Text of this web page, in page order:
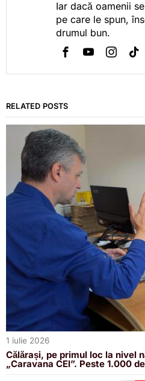
Iar dacă oamenii
pe care le spun,
drumul bun.
RELATED POSTS
1 iulie 2026
Călărași, pe primul loc la nivel
„Caravana CEI”. Peste 1.000